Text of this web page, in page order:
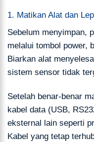
1. Matikan Alat dan
Sebelum menyimpan,
melalui tombol power,
Biarkan alat
sistem sensor tidak
Setelah benar-benar
kabel data (USB,
eksternal lain seperti
Kabel yang tetap